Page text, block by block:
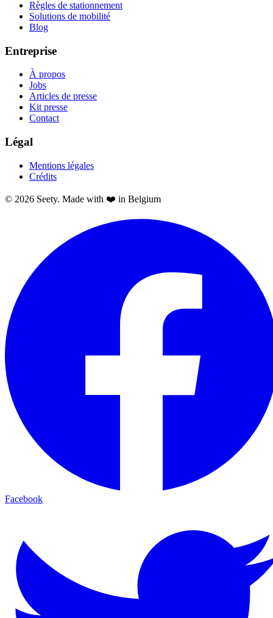
Règles de stationnement
Solutions de mobilité
Blog
Entreprise
À propos
Jobs
Articles de presse
Kit presse
Contact
Légal
Mentions légales
Crédits
© 2026 Seety. Made with ❤️ in Belgium
Facebook